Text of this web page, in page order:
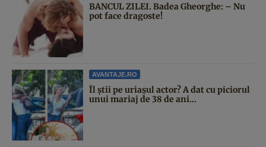
BANCUL ZILEI. Badea Gheorghe: – Nu
pot face dragoste!
AVANTAJE.RO
Îl știi pe uriașul actor? A dat cu piciorul
unui mariaj de 38 de ani...